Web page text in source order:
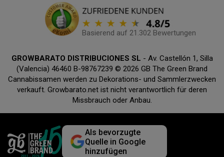
Basierend auf 21.302 Bewertungen
GROWBARATO DISTRIBUCIONES SL - Av. Castellón 1, Silla
(Valencia) 46460 B-98767239 © 2026 GB The Green Brand
Cannabissamen werden zu Dekorations- und Sammlerzwecken
verkauft. Growbarato.net ist nicht verantwortlich für deren
Missbrauch oder Anbau.
Als bevorzugte
Quelle in Google
hinzufügen